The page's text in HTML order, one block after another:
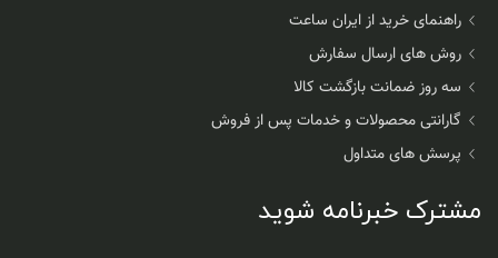
راهنمای خرید از ایران ساعت
روش های ارسال سفارش
سه روز ضمانت بازگشت کالا
گارانتی محصولات و خدمات پس از فروش
پرسش های متداول
مشترک خبرنامه شوید